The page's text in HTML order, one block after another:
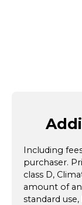
Including
purchaser.
class D,
amount of
standard